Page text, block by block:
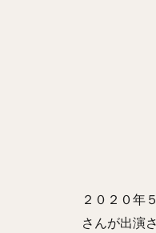
２０２０年
さんが出演